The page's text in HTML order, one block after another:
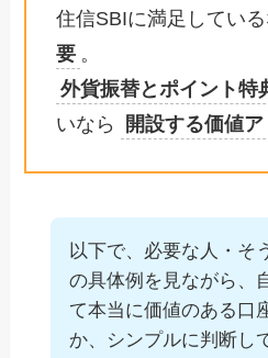
住信SBIに満足している
要 。
外貨振替とポイント特
いなら
開設する価値ア
以下で、必要な人・そ
の具体例を見ながら、
て本当に価値のある口
か、シンプルに判断し